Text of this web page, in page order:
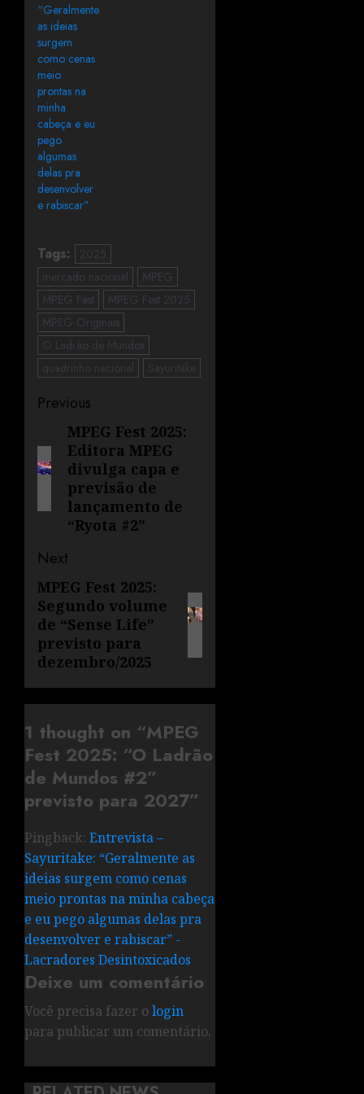
“Geralmente
as ideias
surgem
como cenas
meio
prontas na
minha
cabeça e eu
pego
algumas
delas pra
desenvolver
e rabiscar”
Tags:
2025
mercado nacional
MPEG
MPEG Fest
MPEG Fest 2025
MPEG Originais
O Ladrão de Mundos
quadrinho nacional
Sayuritake
Previous
MPEG Fest 2025:
Editora MPEG
divulga capa e
previsão de
lançamento de
“Ryota #2”
Next
MPEG Fest 2025:
Segundo volume
de “Sense Life”
previsto para
dezembro/2025
1 thought on “MPEG
Fest 2025: “O Ladrão
de Mundos #2”
previsto para 2027”
Pingback: Entrevista –
Sayuritake: “Geralmente as
ideias surgem como cenas
meio prontas na minha cabeça
e eu pego algumas delas pra
desenvolver e rabiscar” -
Lacradores Desintoxicados
Deixe um comentário
Você precisa fazer o login
para publicar um comentário.